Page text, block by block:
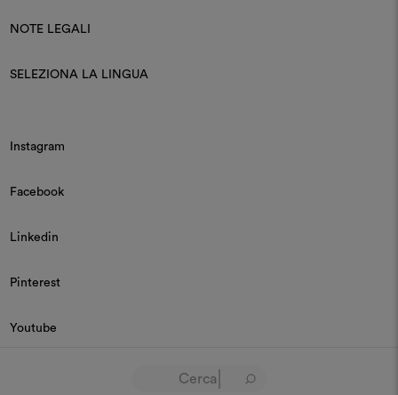
NOTE LEGALI
SELEZIONA LA LINGUA
Instagram
Facebook
Linkedin
Pinterest
Youtube
© 2026 Dedar P.IVA 03187590157